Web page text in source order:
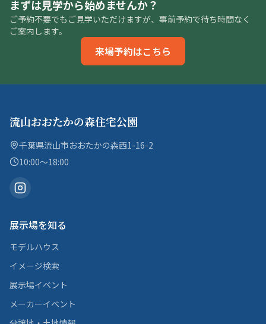
まずは見学から始めませんか？
ご予約不要でもご見学いただけますが、事前予約で待ち時間なく
ご案内します。
来場予約はこちら
流山おおたかの森住宅公園
千葉県流山市おおたかの森西1-16-2
10:00〜18:00
展示場を知る
モデルハウス
イメージ検索
展示場イベント
メーカーイベント